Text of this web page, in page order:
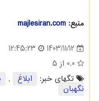
منبع: majlesiran.com
1403/11/12
12:45:23
0.0 از 5
تگهای خبر:
ابلاغ ,
نگهبان